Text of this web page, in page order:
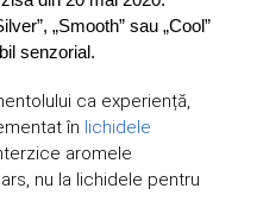
„Smooth” sau „Cool”
senzorial.
ca experiență,
în lichidele
aromele
nu la lichidele pentru